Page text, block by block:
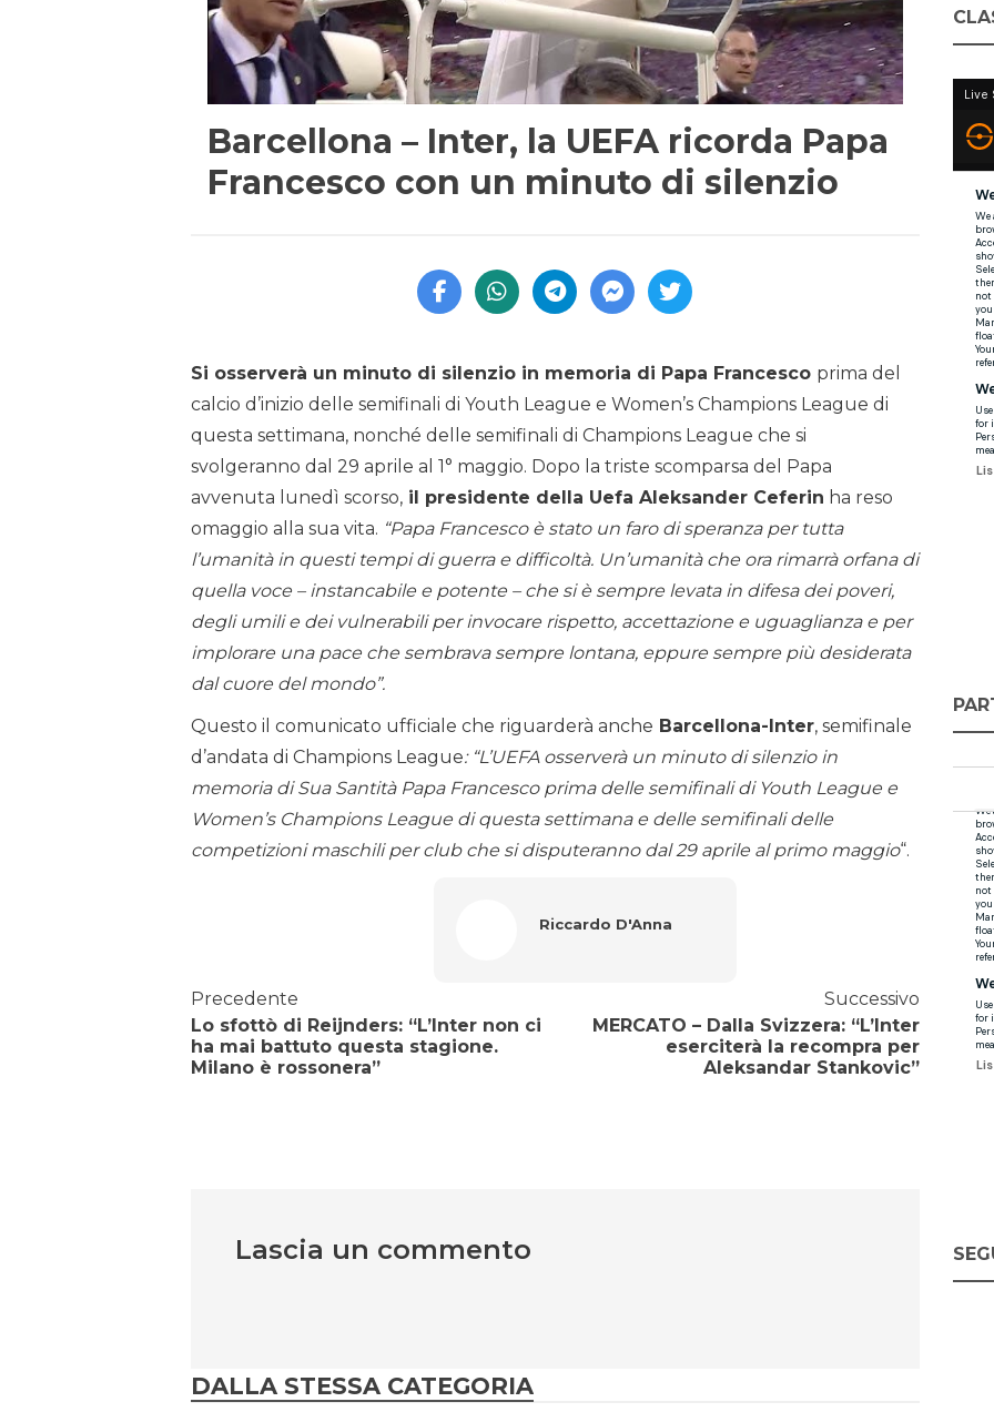
Barcellona – Inter, la UEFA ricorda Papa
Francesco con un minuto di silenzio
Si osserverà un minuto di silenzio in memoria di Papa Francesco prima del
calcio d’inizio delle semifinali di Youth League e Women’s Champions League di
questa settimana, nonché delle semifinali di Champions League che si
svolgeranno dal 29 aprile al 1° maggio. Dopo la triste scomparsa del Papa
avvenuta lunedì scorso, il presidente della Uefa Aleksander Ceferin ha reso
omaggio alla sua vita. “Papa Francesco è stato un faro di speranza per tutta
l’umanità in questi tempi di guerra e difficoltà. Un’umanità che ora rimarrà orfana di
quella voce – instancabile e potente – che si è sempre levata in difesa dei poveri,
degli umili e dei vulnerabili per invocare rispetto, accettazione e uguaglianza e per
implorare una pace che sembrava sempre lontana, eppure sempre più desiderata
dal cuore del mondo”.
Questo il comunicato ufficiale che riguarderà anche Barcellona-Inter, semifinale
d’andata di Champions League: “L’UEFA osserverà un minuto di silenzio in
memoria di Sua Santità Papa Francesco prima delle semifinali di Youth League e
Women’s Champions League di questa settimana e delle semifinali delle
competizioni maschili per club che si disputeranno dal 29 aprile al primo maggio“.
Riccardo D'Anna
Precedente
Lo sfottò di Reijnders: “L’Inter non ci
ha mai battuto questa stagione.
Milano è rossonera”
Successivo
MERCATO – Dalla Svizzera: “L’Inter
eserciterà la recompra per
Aleksandar Stankovic”
Lascia un commento
DALLA STESSA CATEGORIA